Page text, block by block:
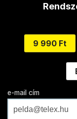
9 990 Ft
e-mail cím